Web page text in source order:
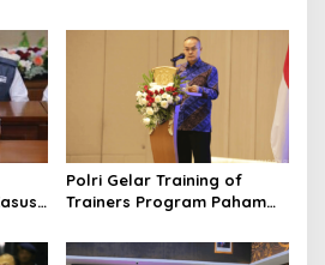
Bersama FBI Hadapi
Kejahatan Modern
Polri Gelar Training of
Trainers Program Paham
Pelajar